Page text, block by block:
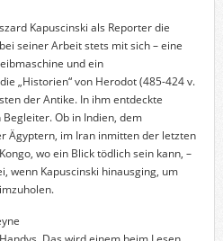
Kapuscinski als Reporter die
seiner Arbeit stets mit sich – eine
und ein
„Historien“ von Herodot (485-424 v.
der Antike. In ihm entdeckte
Ob in Indien, dem
Ägyptern, im Iran inmitten der letzten
wo ein Blick tödlich sein kann, –
wenn Kapuscinski hinausging, um